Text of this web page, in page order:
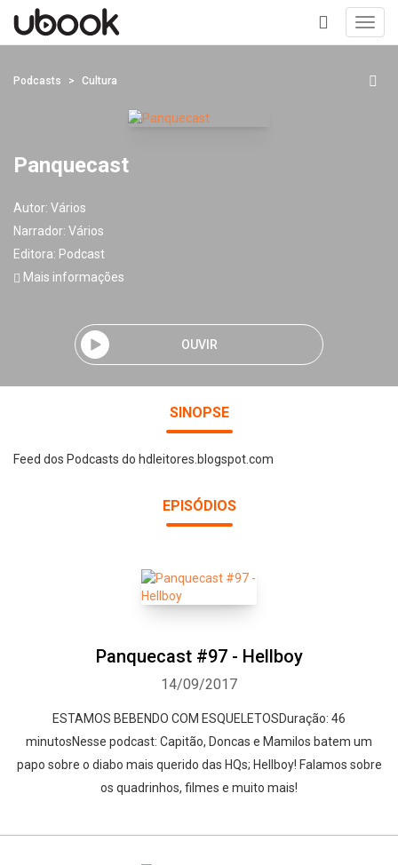
+
Podcasts Cultura
Panquecast
Autor: Vários
Narrador: Vários
Editora: Podcast
Mais informações
OUVIR
SINOPSE
Feed dos Podcasts do hdleitores.blogspot.com
EPISÓDIOS
Panquecast #97 - Hellboy
14/09/2017
ESTAMOS BEBENDO COM ESQUELETOSDuração: 46
minutosNesse podcast: Capitão, Doncas e Mamilos batem um
papo sobre o diabo mais querido das HQs; Hellboy! Falamos sobre
os quadrinhos, filmes e muito mais!